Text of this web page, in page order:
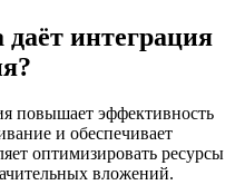
интеграция
повышает эффективность
и обеспечивает
оптимизировать ресурсы
вложений.